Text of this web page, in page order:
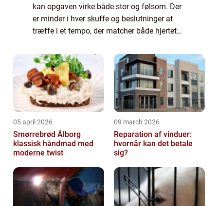
kan opgaven virke både stor og følsom. Der
er minder i hver skuffe og beslutninger at
træffe i et tempo, der matcher både hjertet
05 april 2026
Smørrebrød Ålborg
klassisk håndmad med
moderne twist
09 march 2026
Reparation af vinduer:
hvornår kan det betale
sig?